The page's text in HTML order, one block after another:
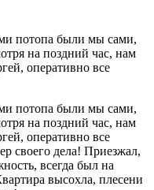
потопа были мы сами,
на поздний час, нам
оперативно все
потопа были мы сами,
на поздний час, нам
оперативно все
своего дела! Приезжал,
всегда был на
высохла, плесени